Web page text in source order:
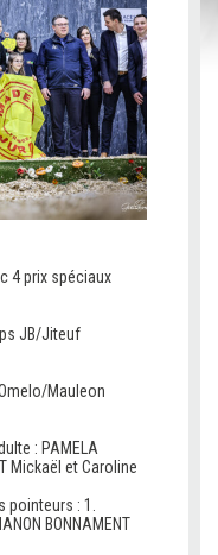
4 prix spéciaux
JB/Jiteuf
Mauleon
: PAMELA
Mickaël et Caroline
pointeurs : 1.
BONNAMENT